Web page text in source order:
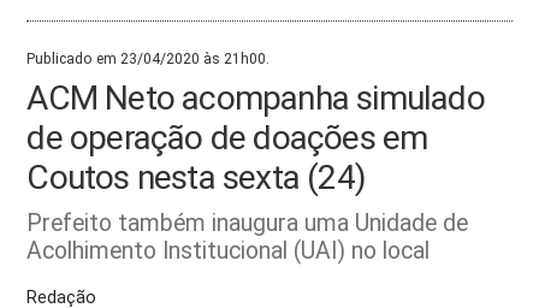
Publicado em 23/04/2020 às 21h00.
ACM Neto acompanha simulado
de operação de doações em
Coutos nesta sexta (24)
Prefeito também inaugura uma Unidade de
Acolhimento Institucional (UAI) no local
Redação